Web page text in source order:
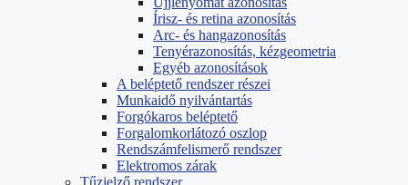
Írisz- és retina azonosítás
Arc- és hangazonosítás
Tenyérazonosítás, kézgeometria
Egyéb azonosítások
A beléptető rendszer részei
Munkaidő nyilvántartás
Forgókaros beléptető
Forgalomkorlátozó oszlop
Rendszámfelismerő rendszer
Elektromos zárak
Tűzjelző rendszer